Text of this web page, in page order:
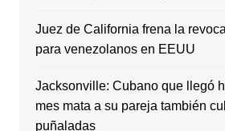
Juez de California frena la
para venezolanos en EEUU
Jacksonville: Cubano que llegó
mes mata a su pareja también
puñaladas